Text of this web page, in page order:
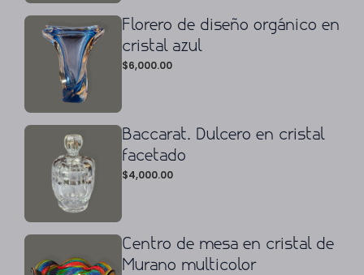
Florero de diseño orgánico en
cristal azul
$6,000.00
Baccarat. Dulcero en cristal
facetado
$4,000.00
Centro de mesa en cristal de
Murano multicolor